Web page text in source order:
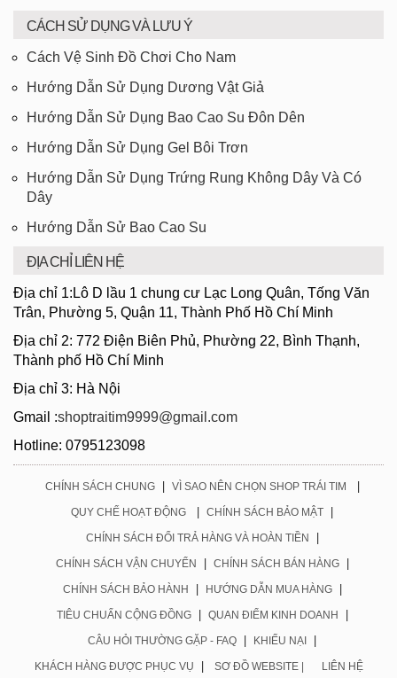
CÁCH SỬ DỤNG VÀ LƯU Ý
Cách Vệ Sinh Đồ Chơi Cho Nam
Hướng Dẫn Sử Dụng Dương Vật Giả
Hướng Dẫn Sử Dụng Bao Cao Su Đôn Dên
Hướng Dẫn Sử Dụng Gel Bôi Trơn
Hướng Dẫn Sử Dụng Trứng Rung Không Dây Và Có
Dây
Hướng Dẫn Sử Bao Cao Su
ĐỊA CHỈ LIÊN HỆ
Địa chỉ 1:Lô D lầu 1 chung cư Lạc Long Quân, Tống Văn
Trân, Phường 5, Quận 11, Thành Phố Hồ Chí Minh
Địa chỉ 2: 772 Điện Biên Phủ, Phường 22, Bình Thạnh,
Thành phố Hồ Chí Minh
Địa chỉ 3: Hà Nội
Gmail :shoptraitim9999@gmail.com
Hotline: 0795123098
CHÍNH SÁCH CHUNG | VÌ SAO NÊN CHỌN SHOP TRÁI TIM |
QUY CHẾ HOẠT ĐỘNG | CHÍNH SÁCH BẢO MẬT |
CHÍNH SÁCH ĐỔI TRẢ HÀNG VÀ HOÀN TIỀN |
CHÍNH SÁCH VẬN CHUYỂN | CHÍNH SÁCH BÁN HÀNG |
CHÍNH SÁCH BẢO HÀNH | HƯỚNG DẪN MUA HÀNG |
TIÊU CHUẨN CỘNG ĐỒNG | QUAN ĐIỂM KINH DOANH |
CÂU HỎI THƯỜNG GẶP - FAQ | KHIẾU NẠI |
KHÁCH HÀNG ĐƯỢC PHỤC VỤ | SƠ ĐỒ WEBSITE | LIÊN HỆ